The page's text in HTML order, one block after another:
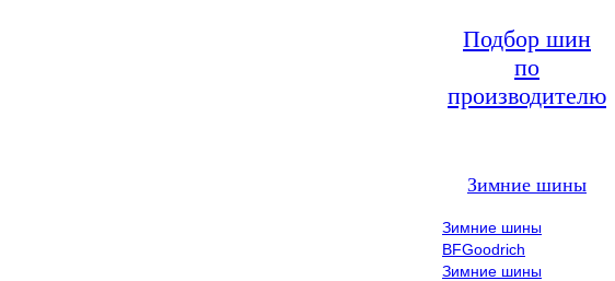
Подбор шин
по
производителю
Зимние шины
Зимние шины
BFGoodrich
Зимние шины